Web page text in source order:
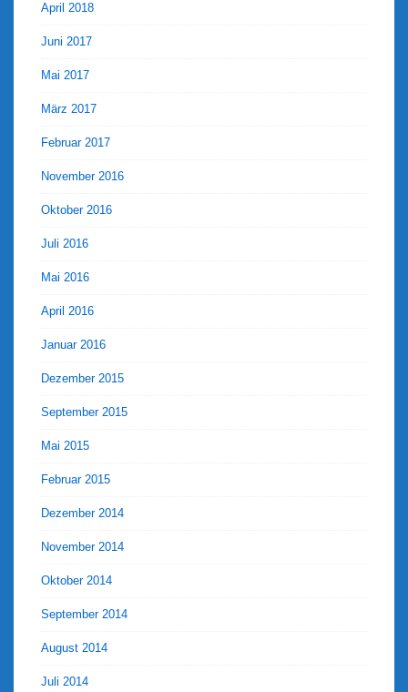
April 2018
Juni 2017
Mai 2017
März 2017
Februar 2017
November 2016
Oktober 2016
Juli 2016
Mai 2016
April 2016
Januar 2016
Dezember 2015
September 2015
Mai 2015
Februar 2015
Dezember 2014
November 2014
Oktober 2014
September 2014
August 2014
Juli 2014